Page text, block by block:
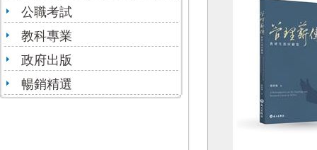
公職考試
教科專業
政府出版
暢銷精選